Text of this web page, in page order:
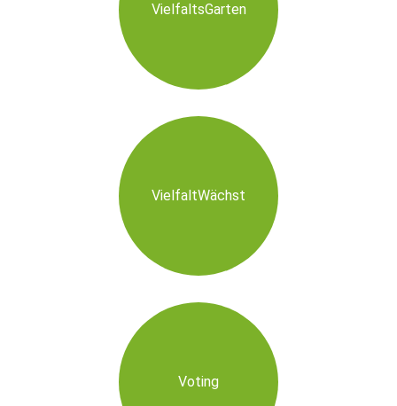
VielfaltsGarten
VielfaltWächst
Voting